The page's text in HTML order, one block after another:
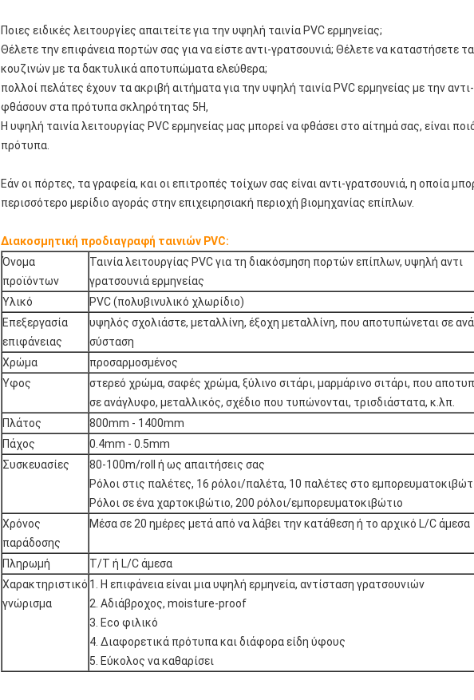
Ποιες ειδικές λειτουργίες απαιτείτε για την υψηλή ταινία PVC ερμηνείας;
Θέλετε την επιφάνεια πορτών σας για να είστε αντι-γρατσουνιά; Θέλετε να καταστήσετε
κουζινών με τα δακτυλικά αποτυπώματα ελεύθερα;
πολλοί πελάτες έχουν τα ακριβή αιτήματα για την υψηλή ταινία PVC ερμηνείας με την
φθάσουν στα πρότυπα σκληρότητας 5H,
Η υψηλή ταινία λειτουργίας PVC ερμηνείας μας μπορεί να φθάσει στο αίτημά σας, είναι
πρότυπα.
Εάν οι πόρτες, τα γραφεία, και οι επιτροπές τοίχων σας είναι αντι-γρατσουνιά, η οποία
περισσότερο μερίδιο αγοράς στην επιχειρησιακή περιοχή βιομηχανίας επίπλων.
Διακοσμητική προδιαγραφή ταινιών PVC:
Όνομα
προϊόντων
Ταινία λειτουργίας PVC για τη διακόσμηση πορτών επίπλων, υψηλή αντι
γρατσουνιά ερμηνείας
Υλικό
PVC (πολυβινυλικό χλωρίδιο)
Επεξεργασία
επιφάνειας
υψηλός σχολιάστε, μεταλλίνη, έξοχη μεταλλίνη, που αποτυπώνεται σε
σύσταση
Χρώμα
προσαρμοσμένος
Ύφος
στερεό χρώμα, σαφές χρώμα, ξύλινο σιτάρι, μαρμάρινο σιτάρι, που
σε ανάγλυφο, μεταλλικός, σχέδιο που τυπώνονται, τρισδιάστατα, κ.λπ.
Πλάτος
800mm - 1400mm
Πάχος
0.4mm - 0.5mm
Συσκευασίες
80-100m/roll ή ως απαιτήσεις σας
Ρόλοι στις παλέτες, 16 ρόλοι/παλέτα, 10 παλέτες στο
Ρόλοι σε ένα χαρτοκιβώτιο, 200 ρόλοι/εμπορευματοκιβώτιο
Χρόνος
παράδοσης
Μέσα σε 20 ημέρες μετά από να λάβει την κατάθεση ή το αρχικό L/C άμεσα
Πληρωμή
T/T ή L/C άμεσα
Χαρακτηριστικό
γνώρισμα
1. Η επιφάνεια είναι μια υψηλή ερμηνεία, αντίσταση γρατσουνιών
2. Αδιάβροχος, moisture-proof
3. Eco φιλικό
4. Διαφορετικά πρότυπα και διάφορα είδη ύφους
5. Εύκολος να καθαρίσει